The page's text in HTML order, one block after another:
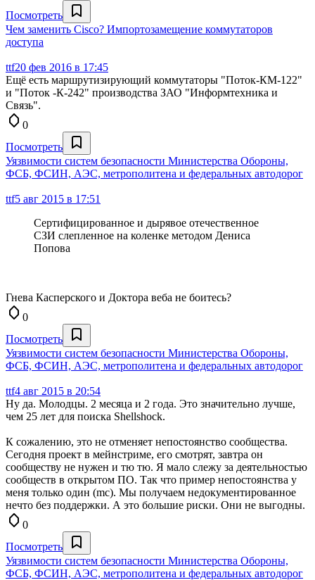
Посмотреть
Чем заменить Cisco? Импортозамещение коммутаторов
доступа
ttf20 фев 2016 в 17:45
Ещё есть маршрутизирующий коммутаторы "Поток-КМ-122"
и "Поток -К-242" производства ЗАО "Информтехника и
Связь".
0
Посмотреть
Уязвимости систем безопасности Министерства Обороны,
ФСБ, ФСИН, АЭС, метрополитена и федеральных автодорог
ttf5 авг 2015 в 17:51
Сертифицированное и дырявое отечественное
СЗИ слепленное на коленке методом Дениса
Попова
Гнева Касперского и Доктора веба не боитесь?
0
Посмотреть
Уязвимости систем безопасности Министерства Обороны,
ФСБ, ФСИН, АЭС, метрополитена и федеральных автодорог
ttf4 авг 2015 в 20:54
Ну да. Молодцы. 2 месяца и 2 года. Это значительно лучше,
чем 25 лет для поиска Shellshock.
К сожалению, это не отменяет непостоянство сообщества.
Сегодня проект в мейнстриме, его смотрят, завтра он
сообществу не нужен и тю тю. Я мало слежу за деятельностью
сообществ в открытом ПО. Так что пример непостоянства у
меня только один (mc). Мы получаем недокументированное
нечто без поддержки. А это большие риски. Они не выгодны.
0
Посмотреть
Уязвимости систем безопасности Министерства Обороны,
ФСБ, ФСИН, АЭС, метрополитена и федеральных автодорог